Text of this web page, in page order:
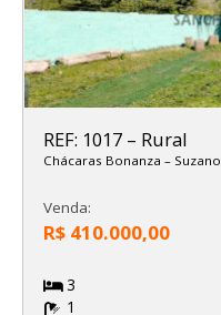
REF: 1017 – Rural
Chácaras Bonanza – Suzano
Venda:
R$ 410.000,00
3
1